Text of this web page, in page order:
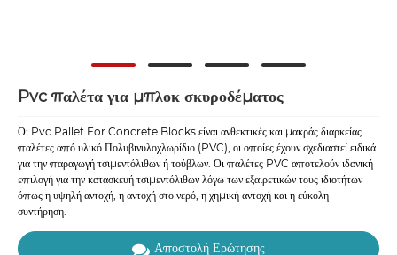
Pvc παλέτα για μπλοκ σκυροδέματος
Οι Pvc Pallet For Concrete Blocks είναι ανθεκτικές και μακράς διαρκείας
παλέτες από υλικό Πολυβινυλοχλωρίδιο (PVC), οι οποίες έχουν σχεδιαστεί ειδικά
για την παραγωγή τσιμεντόλιθων ή τούβλων. Οι παλέτες PVC αποτελούν ιδανική
επιλογή για την κατασκευή τσιμεντόλιθων λόγω των εξαιρετικών τους ιδιοτήτων
όπως η υψηλή αντοχή, η αντοχή στο νερό, η χημική αντοχή και η εύκολη
συντήρηση.
Αποστολή Ερώτησης